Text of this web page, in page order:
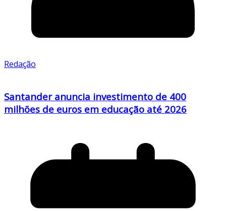
Redação
Santander anuncia investimento de 400
milhões de euros em educação até 2026